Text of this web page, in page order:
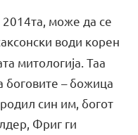
2014та, може да се
води корен
митологија. Таа
боговите – божица
син им, богот
Фриг ги